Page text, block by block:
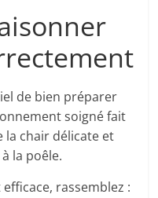
de bien préparer
soigné fait
la chair délicate et
la poêle.
rassemblez :